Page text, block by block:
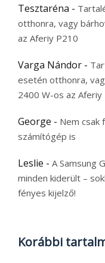
Tesztaréna -
otthonra, vagy
az Aferiy P210
Varga Nándor -
esetén otthonra,
2400 W-os az Aferiy
George - Nem csak
számítógép is
Leslie - A Samsung
minden kiderült –
fényes kijelző!
Korábbi